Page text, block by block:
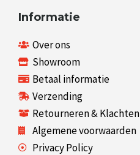
Informatie
Over ons
Showroom
Betaal informatie
Verzending
Retourneren & Klachten
Algemene voorwaarden
Privacy Policy